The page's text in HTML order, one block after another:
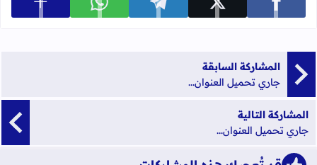
شارك على facebook شارك على x شارك على telegram شارك على whatsapp عرض
المشاركة السابقة
جاري تحميل العنوان...
المشاركة التالية
جاري تحميل العنوان...